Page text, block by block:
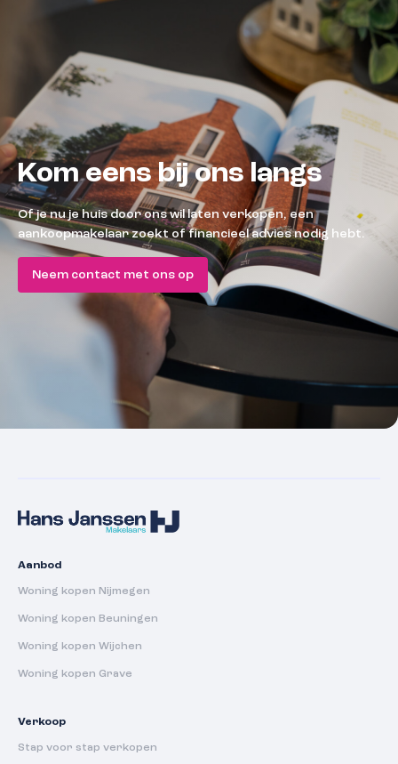
Kom eens bij ons langs
Of je nu je huis door ons wil laten verkopen, een
aankoopmakelaar zoekt of financieel advies nodig hebt.
Neem contact met ons op
Aanbod
Woning kopen Nijmegen
Woning kopen Beuningen
Woning kopen Wijchen
Woning kopen Grave
Verkoop
Stap voor stap verkopen